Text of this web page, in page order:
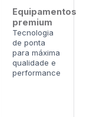
Equipamentos
premium
Tecnologia
de ponta
para máxima
qualidade e
performance